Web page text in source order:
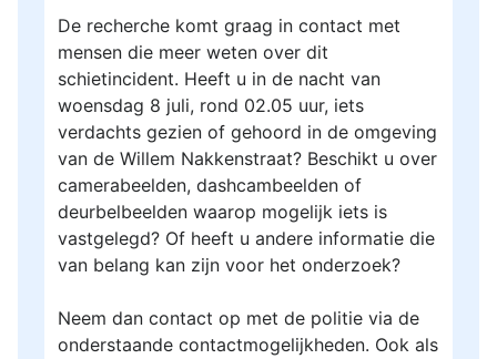
De recherche komt graag in contact met
mensen die meer weten over dit
schietincident. Heeft u in de nacht van
woensdag 8 juli, rond 02.05 uur, iets
verdachts gezien of gehoord in de omgeving
van de Willem Nakkenstraat? Beschikt u over
camerabeelden, dashcambeelden of
deurbelbeelden waarop mogelijk iets is
vastgelegd? Of heeft u andere informatie die
van belang kan zijn voor het onderzoek?
Neem dan contact op met de politie via de
onderstaande contactmogelijkheden. Ook als